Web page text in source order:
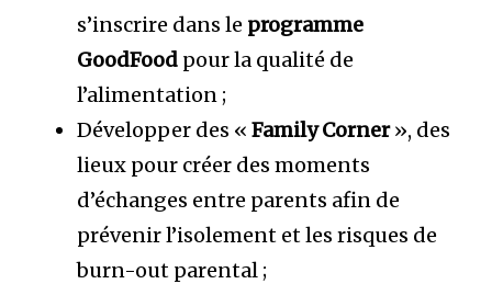
s’inscrire dans le programme
GoodFood pour la qualité de
l’alimentation ;
Développer des « Family Corner», des
lieux pour créer des moments
d’échanges entre parents afin de
prévenir l’isolement et les risques de
burn-out parental ;